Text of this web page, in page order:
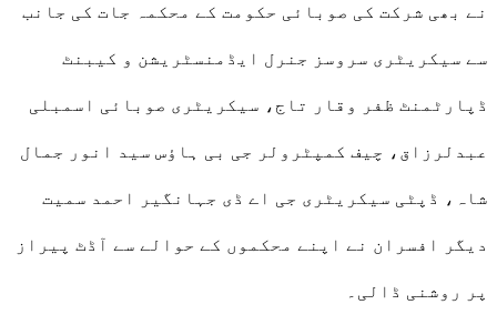
نے بھی شرکت کی صوبائی حکومت کے محکمہ جات کی جانب
سے سیکریٹری سروسز جنرل ایڈمنسٹریشن و کیبنٹ
ڈپارٹمنٹ ظفر وقار تاج، سیکریٹری صوبائی اسمبلی
عبدلرزاق، چیف کمپٹرولر جی بی ہاؤس سید انور جمال
شاہ، ڈپٹی سیکریٹری جی اے ڈی جہانگیر احمد سمیت
دیگر افسران نے اپنے محکموں کے حوالے سے آڈٹ پیراز
پر روشنی ڈالی۔